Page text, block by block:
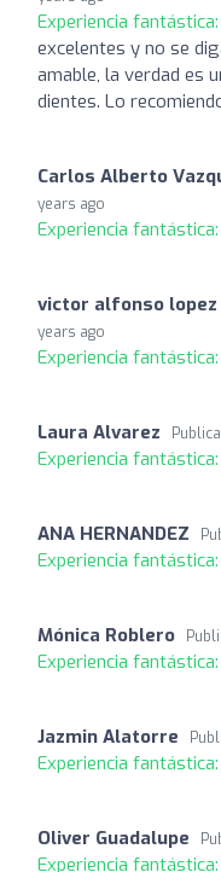
Experiencia fantástica:
excelentes y no se
amable, la verdad es
dientes. Lo
Carlos Alberto
years ago
Experiencia fantástica:
victor alfonso
years ago
Experiencia fantástica:
Laura Alvarez
Experiencia fantástica:
ANA HERNANDEZ
Experiencia fantástica:
Mónica Roblero
Experiencia fantástica:
Jazmin Alatorre
Experiencia fantástica:
Oliver Guadalupe
Experiencia fantástica: